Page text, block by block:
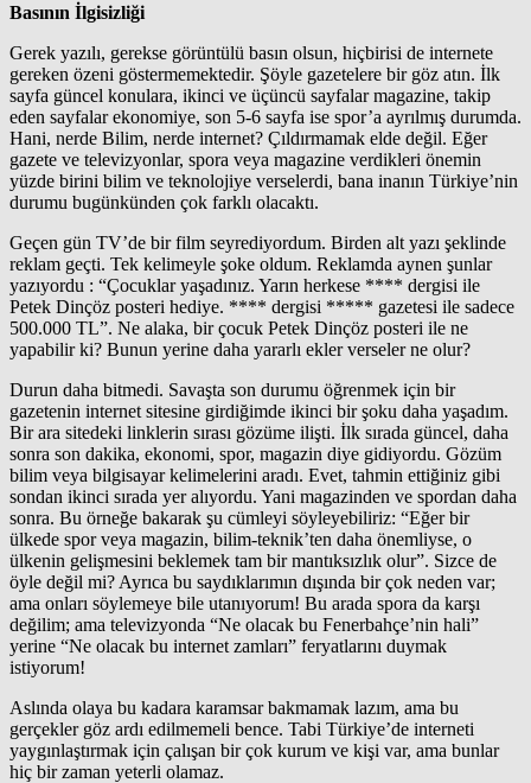
Basının İlgisizliği
Gerek yazılı, gerekse görüntülü basın olsun, hiçbirisi de internete
gereken özeni göstermemektedir. Şöyle gazetelere bir göz atın. İlk
sayfa güncel konulara, ikinci ve üçüncü sayfalar magazine, takip
eden sayfalar ekonomiye, son 5-6 sayfa ise spor’a ayrılmış durumda.
Hani, nerde Bilim, nerde internet? Çıldırmamak elde değil. Eğer
gazete ve televizyonlar, spora veya magazine verdikleri önemin
yüzde birini bilim ve teknolojiye verselerdi, bana inanın Türkiye’nin
durumu bugünkünden çok farklı olacaktı.
Geçen gün TV’de bir film seyrediyordum. Birden alt yazı şeklinde
reklam geçti. Tek kelimeyle şoke oldum. Reklamda aynen şunlar
yazıyordu : “Çocuklar yaşadınız. Yarın herkese **** dergisi ile
Petek Dinçöz posteri hediye. **** dergisi ***** gazetesi ile sadece
500.000 TL”. Ne alaka, bir çocuk Petek Dinçöz posteri ile ne
yapabilir ki? Bunun yerine daha yararlı ekler verseler ne olur?
Durun daha bitmedi. Savaşta son durumu öğrenmek için bir
gazetenin internet sitesine girdiğimde ikinci bir şoku daha yaşadım.
Bir ara sitedeki linklerin sırası gözüme ilişti. İlk sırada güncel, daha
sonra son dakika, ekonomi, spor, magazin diye gidiyordu. Gözüm
bilim veya bilgisayar kelimelerini aradı. Evet, tahmin ettiğiniz gibi
sondan ikinci sırada yer alıyordu. Yani magazinden ve spordan daha
sonra. Bu örneğe bakarak şu cümleyi söyleyebiliriz: “Eğer bir
ülkede spor veya magazin, bilim-teknik’ten daha önemliyse, o
ülkenin gelişmesini beklemek tam bir mantıksızlık olur”. Sizce de
öyle değil mi? Ayrıca bu saydıklarımın dışında bir çok neden var;
ama onları söylemeye bile utanıyorum! Bu arada spora da karşı
değilim; ama televizyonda “Ne olacak bu Fenerbahçe’nin hali”
yerine “Ne olacak bu internet zamları” feryatlarını duymak
istiyorum!
Aslında olaya bu kadara karamsar bakmamak lazım, ama bu
gerçekler göz ardı edilmemeli bence. Tabi Türkiye’de interneti
yaygınlaştırmak için çalışan bir çok kurum ve kişi var, ama bunlar
hiç bir zaman yeterli olamaz.